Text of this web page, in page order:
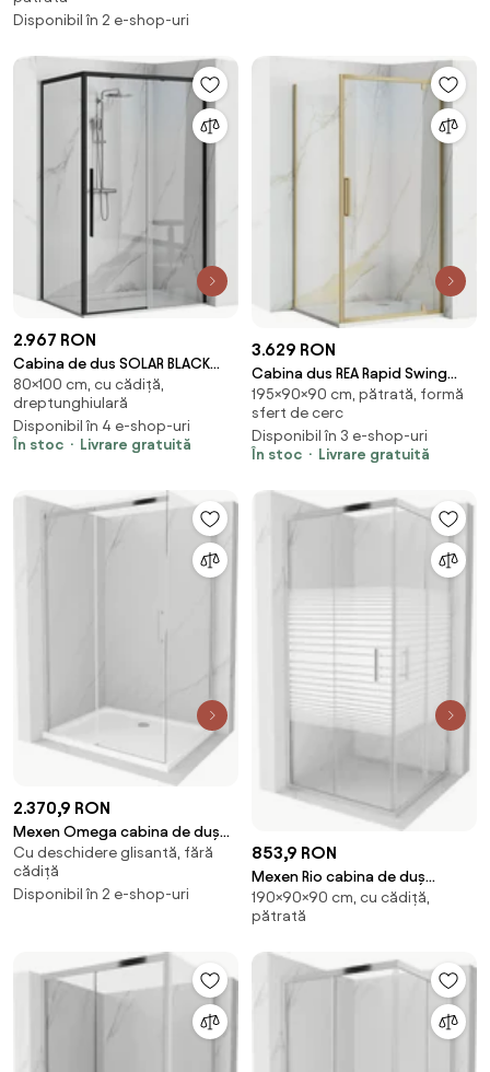
Flat, albă - 860-090-090-01-
Disponibil în 2 e-shop-uri
2.967 RON
Cabina de dus SOLAR BLACK
MAT 80x100 cm
80×100 cm, cu cădiță,
dreptunghiulară
Disponibil în 4 e-shop-uri
În stoc
Livrare gratuită
3.629 RON
Cabina dus REA Rapid Swing
Brush Gold
195×90×90 cm, pătrată, formă
sfert de cerc
Disponibil în 3 e-shop-uri
În stoc
Livrare gratuită
2.370,9 RON
Mexen Omega cabina de duș
culisantă 120 x 70 cm,
transparentă, cromată + cadă
Flat - 825-120-070-01-00-4010
Cu deschidere glisantă, fără
cădiță
Disponibil în 2 e-shop-uri
853,9 RON
Mexen Rio cabina de duș
pătrată 90 x 90 cm, dungi albe,
crom - 860-090-090-01-20
190×90×90 cm, cu cădiță,
pătrată